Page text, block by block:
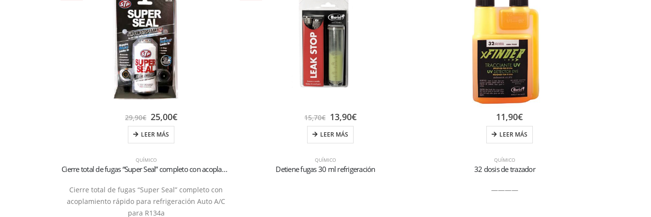
QUÍMICO
Cierre total de fugas “Super Seal” completo con acoplamiento rápido para refrigeración Auto R134a
Cierre total de fugas “Super Seal” completo con
acoplamiento rápido para refrigeración Auto A/C
para R134a
29,90€ 25,00€
LEER MÁS
QUÍMICO
Detiene fugas 30 ml refrigeración
15,70€ 13,90€
LEER MÁS
QUÍMICO
32 dosis de trazador
————
11,90€
LEER MÁS